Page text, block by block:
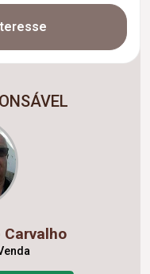
Carvalho